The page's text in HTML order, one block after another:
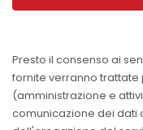
Presto il consenso ai
fornite verranno trattate
(amministrazione e
comunicazione dei dati